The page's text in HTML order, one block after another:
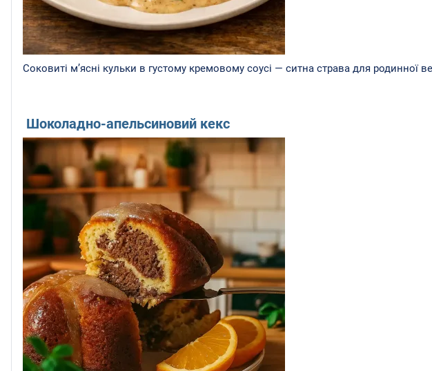
Соковиті м’ясні кульки в густому кремовому соусі — ситна страва для родинної
Шоколадно-апельсиновий кекс